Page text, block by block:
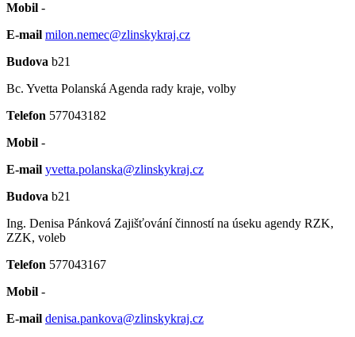
Mobil -
E-mail milon.nemec@zlinskykraj.cz
Budova b21
Bc. Yvetta Polanská Agenda rady kraje, volby
Telefon 577043182
Mobil -
E-mail yvetta.polanska@zlinskykraj.cz
Budova b21
Ing. Denisa Pánková Zajišťování činností na úseku agendy RZK,
ZZK, voleb
Telefon 577043167
Mobil -
E-mail denisa.pankova@zlinskykraj.cz